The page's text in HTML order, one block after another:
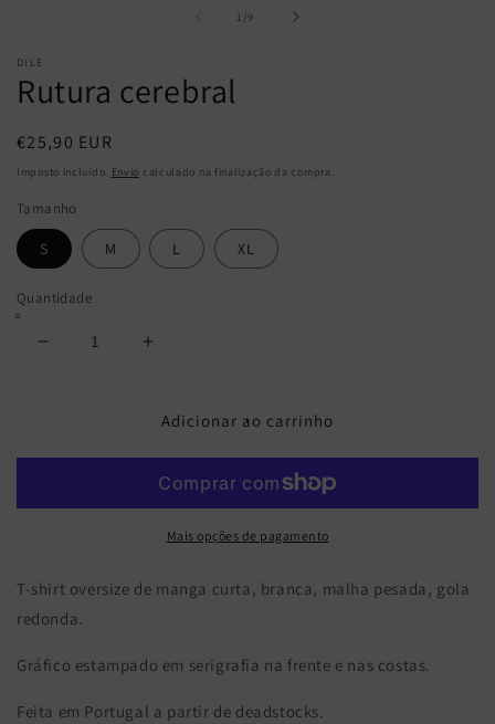
modal
1 /
de9
DILE
Rutura cerebral
Preço
normal
€25,90 EUR
Imposto incluído. Envio calculado na finalização da compra.
Tamanho
S M L XL
Quantidade
Diminuir
Aumentar
deAdicionar ao carrinho
Mais opções de pagamento
T-shirt oversize de manga curta, branca, malha pesada, gola
redonda.
Gráfico estampado em serigrafia na frente e nas costas.
Feita em Portugal a partir de deadstocks.